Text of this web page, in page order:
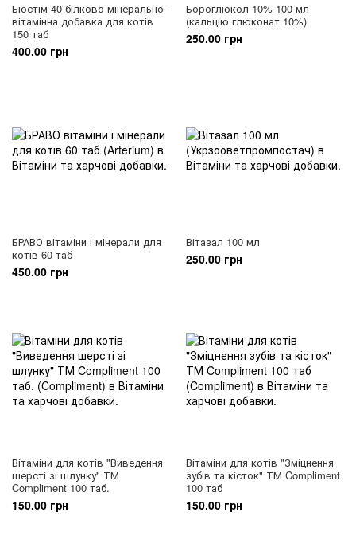
Біостім-40 білково мінерально-
вітамінна добавка для котів
150 таб
400.00 грн
Бороглюкол 10% 100 мл
(кальцію глюконат 10%)
250.00 грн
БРАВО вітаміни і мінерали для
котів 60 таб
450.00 грн
Вітазал 100 мл
250.00 грн
Вітаміни для котів "Виведення
шерсті зі шлунку" ТМ
Compliment 100 таб.
150.00 грн
Вітаміни для котів "Зміцнення
зубів та кісток" ТМ Compliment
100 таб
150.00 грн